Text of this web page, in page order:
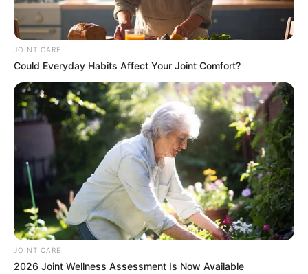
Co-stars Who Lost Control While Kissing Each Other
She Chose To Remove The Tattoos On Her Face.
Look At Her Now
BUZZ DAY
Cameras In Columbus Record Scary Encounters
With Animals!
BUZZDAY
JOINT CARE
Could Everyday Habits Affect Your Joint Comfort?
JOINT CARE
2026 Joint Wellness Assessment Is Now Available